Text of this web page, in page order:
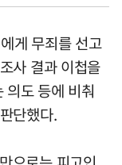
게 무죄를 선고
사 결과 이첩을
의도 등에 비춰
단했다.